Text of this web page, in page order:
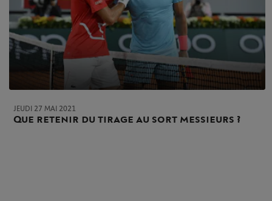
JEUDI 27 MAI 2021
Que retenir du tirage au sort messieurs ?